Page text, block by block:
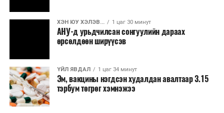
ХЭН ЮУ ХЭЛЭВ... 1 цаг 30 минут
АНУ-д урьдчилсан сонгуулийн дараах
өрсөлдөөн ширүүсэв
ҮЙЛ ЯВДАЛ 1 цаг 34 минут
Эм, вакцины нэгдсэн худалдан авалтаар 3.15
тэрбум төгрөг хэмнэжээ